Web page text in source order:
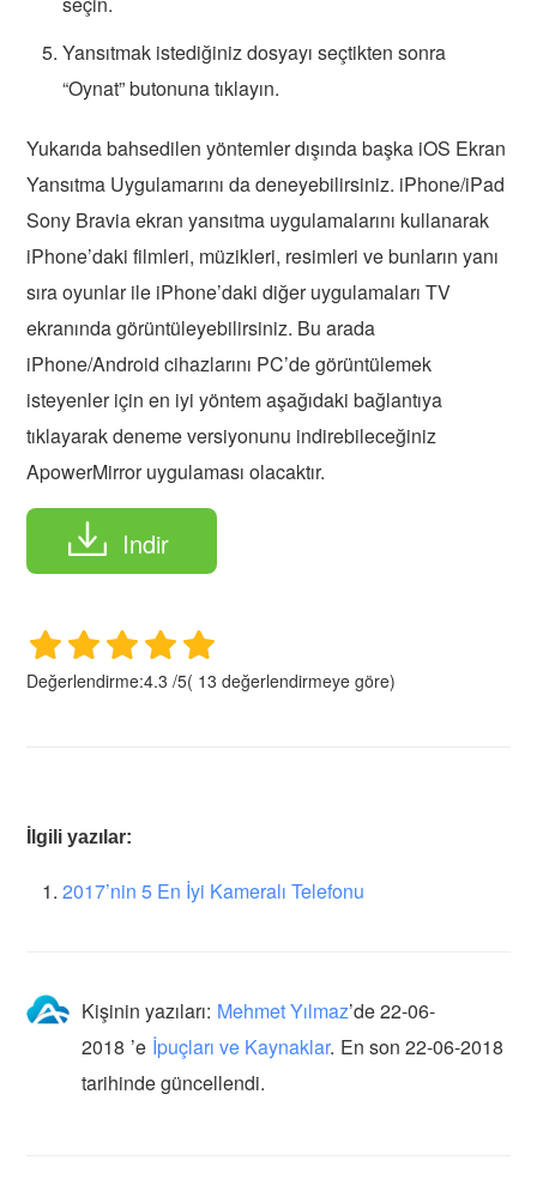
Yansıtmak istediğiniz dosyayı seçtikten sonra
“Oynat” butonuna tıklayın.
Yukarıda bahsedilen yöntemler dışında başka iOS Ekran
Yansıtma Uygulamarını da deneyebilirsiniz. iPhone/iPad
Sony Bravia ekran yansıtma uygulamalarını kullanarak
iPhone’daki filmleri, müzikleri, resimleri ve bunların yanı
sıra oyunlar ile iPhone’daki diğer uygulamaları TV
ekranında görüntüleyebilirsiniz. Bu arada
iPhone/Android cihazlarını PC’de görüntülemek
isteyenler için en iyi yöntem aşağıdaki bağlantıya
tıklayarak deneme versiyonunu indirebileceğiniz
ApowerMirror uygulaması olacaktır.
Indir
Değerlendirme:4.3 /5( 13 değerlendirmeye göre)
İlgili yazılar:
2017’nin 5 En İyi Kameralı Telefonu
Kişinin yazıları: Mehmet Yılmaz’de22-06-
2018 ’e İpuçları ve Kaynaklar. En son 22-06-2018
tarihinde güncellendi.